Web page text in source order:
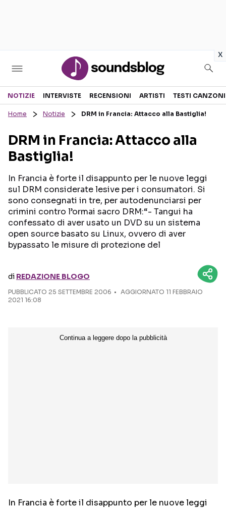
x
Sezioni
RECENSIONI MUSICALI
INTERVISTE
GOSSIP E CURIOSITÀ
TESTI CANZONI
TALENT SHOW
Seguici sui social
NOTIZIE INTERVISTE RECENSIONI ARTISTI TESTI CANZONI
Home Notizie DRM in Francia: Attacco alla Bastiglia!
DRM in Francia: Attacco alla
Bastiglia!
In Francia è forte il disappunto per le nuove leggi
sul DRM considerate lesive per i consumatori. Si
sono consegnati in tre, per autodenunciarsi per
crimini contro l’ormai sacro DRM:“- Tangui ha
confessato di aver usato un DVD su un sistema
open source basato su Linux, ovvero di aver
bypassato le misure di protezione del
di REDAZIONE BLOGO
PUBBLICATO 25 SETTEMBRE 2006
AGGIORNATO 11 FEBBRAIO
2021 16:08
In Francia è forte il disappunto per le nuove leggi